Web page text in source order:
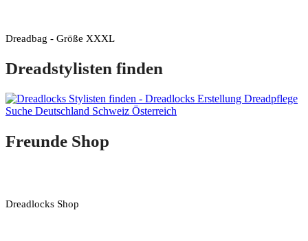
Dreadbag - Größe XXXL
Dreadstylisten finden
Freunde Shop
Dreadlocks Shop